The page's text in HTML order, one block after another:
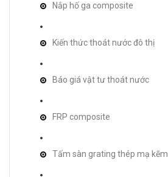
Nắp hố ga composite
Kiến thức thoát nước đô thị
Báo giá vật tư thoát nước
FRP composite
Tấm sàn grating thép mạ kẽm